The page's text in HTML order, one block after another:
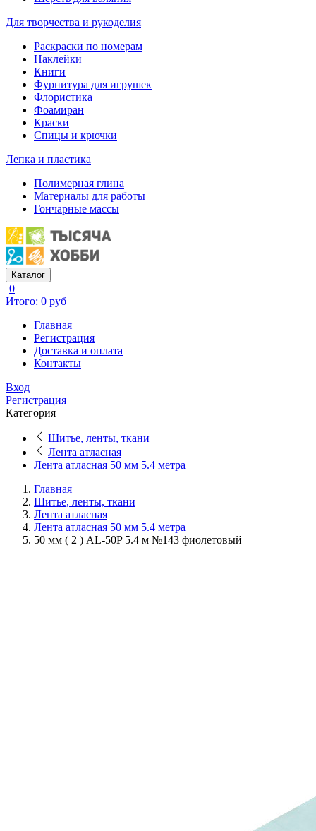
Для творчества и рукоделия
Раскраски по номерам
Наклейки
Книги
Фурнитура для игрушек
Флористика
Фоамиран
Краски
Спицы и крючки
Лепка и пластика
Полимерная глина
Материалы для работы
Гончарные массы
Каталог
0
Итого: 0 руб
Главная
Регистрация
Доставка и оплата
Контакты
Вход
Регистрация
Категория
Шитье, ленты, ткани
Лента атласная
Лента атласная 50 мм 5.4 метра
Главная
Шитье, ленты, ткани
Лента атласная
Лента атласная 50 мм 5.4 метра
50 мм ( 2 ) AL-50P 5.4 м №143 фиолетовый